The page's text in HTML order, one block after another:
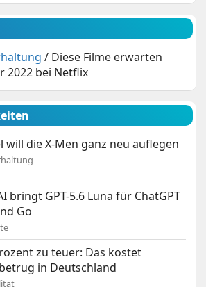
/ Diese Filme erwarten
2022 bei Netflix
will die X-Men ganz neu auflegen
bringt GPT-5.6 Luna für ChatGPT
Go
zu teuer: Das kostet
in Deutschland